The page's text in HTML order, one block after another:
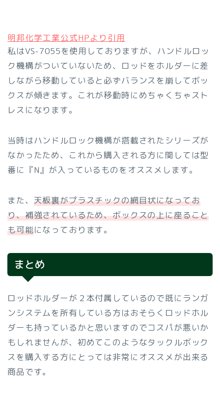
明邦化学工業公式HPより引用
私はVS-7055を使用しておりますが、ハンドルロッ
ク機構がついていないため、ロッドをホルダーに差
しながら移動していると必ずバランスを崩してボッ
クスが傾きます。これが移動時にめちゃくちゃスト
レスになります。
当時はハンドルロック機構が搭載されたシリーズが
なかったため、これから購入される方に関しては型
番に『N』が入っているものをオススメします。
また、 天板裏がプラスチックの網目状になってお
り、補強されているため、ボックスの上に座ること
も可能になっております。
まとめ
ロッドホルダーが２本付属しているので既にランガ
ンシステムを所有している方はおそらくロッドホル
ダーも持っているかと思いますのでコスパが悪いか
もしれませんが、初めてこのようなタックルボック
スを購入する方にとっては非常にオススメが出来る
商品です。